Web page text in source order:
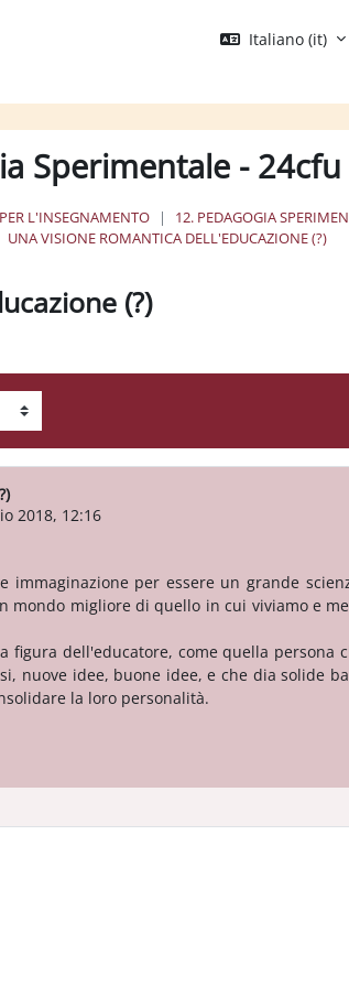
Italiano ‎(it)‎
Sperimentale - 24cfu
L'INSEGNAMENTO 12. PEDAGOGIA
UNA VISIONE ROMANTICA DELL'EDUCAZIONE (?)
(?)
2018, 12:16
immaginazione per essere un grande
mondo migliore di quello in cui viviamo e
figura dell'educatore, come quella persona
nuove idee, buone idee, e che dia solide
la loro personalità.